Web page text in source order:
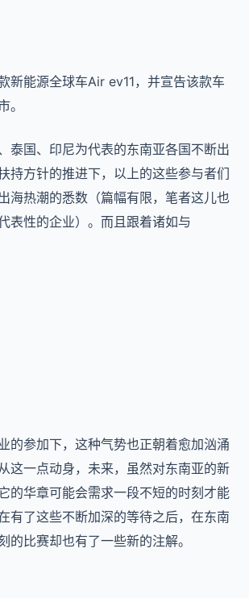
新能源全球车Air ev11，并宣告该款车
。
泰国、印尼为代表的东南亚各国不断出
持方针的推进下，以上的这些参与者们
海热潮的悉数（篇幅有限，笔者这儿也
表性的企业）。而且跟着诸如与
的参加下，这种气势也正朝着愈加汹涌
这一点动身，未来，虽然对东南亚的新
的华章可能会需求一段不短的时刻才能
有了这些不断加深的等待之后，在东南
的比赛却也有了一些新的注解。